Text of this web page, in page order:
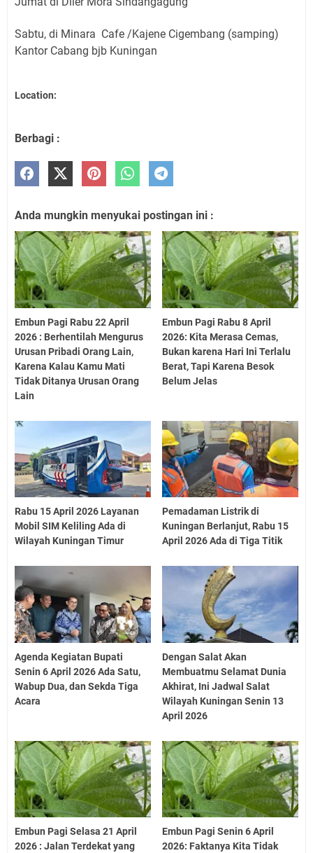
Sabtu, di Minara Cafe /Kajene Cigembang (samping)
Kantor Cabang bjb Kuningan
Location:
Berbagi :
Anda mungkin menyukai postingan ini :
Embun Pagi Rabu 22 April
2026 : Berhentilah Mengurus
Urusan Pribadi Orang Lain,
Karena Kalau Kamu Mati
Tidak Ditanya Urusan Orang
Lain
Embun Pagi Rabu 8 April
2026: Kita Merasa Cemas,
Bukan karena Hari Ini Terlalu
Berat, Tapi Karena Besok
Belum Jelas
Rabu 15 April 2026 Layanan
Mobil SIM Keliling Ada di
Wilayah Kuningan Timur
Pemadaman Listrik di
Kuningan Berlanjut, Rabu 15
April 2026 Ada di Tiga Titik
Agenda Kegiatan Bupati
Senin 6 April 2026 Ada Satu,
Wabup Dua, dan Sekda Tiga
Acara
Dengan Salat Akan
Membuatmu Selamat Dunia
Akhirat, Ini Jadwal Salat
Wilayah Kuningan Senin 13
April 2026
Embun Pagi Selasa 21 April
2026 : Jalan Terdekat yang
Embun Pagi Senin 6 April
2026: Faktanya Kita Tidak